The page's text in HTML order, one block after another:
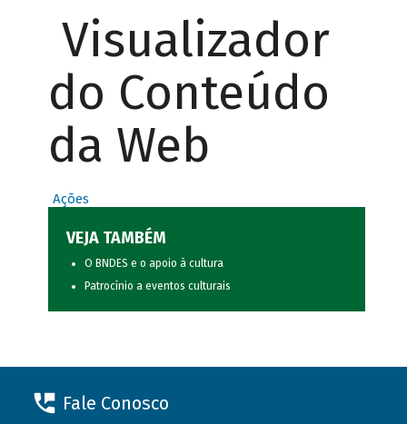
Visualizador
do Conteúdo
da Web
Ações
VEJA TAMBÉM
O BNDES e o apoio à cultura
Patrocínio a eventos culturais
Fale Conosco